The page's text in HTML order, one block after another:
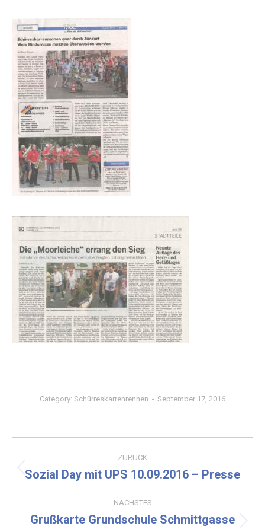
Category: Schürreskarrenrennen September 17, 2016
ZURÜCK
Vorheriger
Sozial Day mit UPS 10.09.2016 – Presse
NÄCHSTES
Grußkarte Grundschule Schmittgasse